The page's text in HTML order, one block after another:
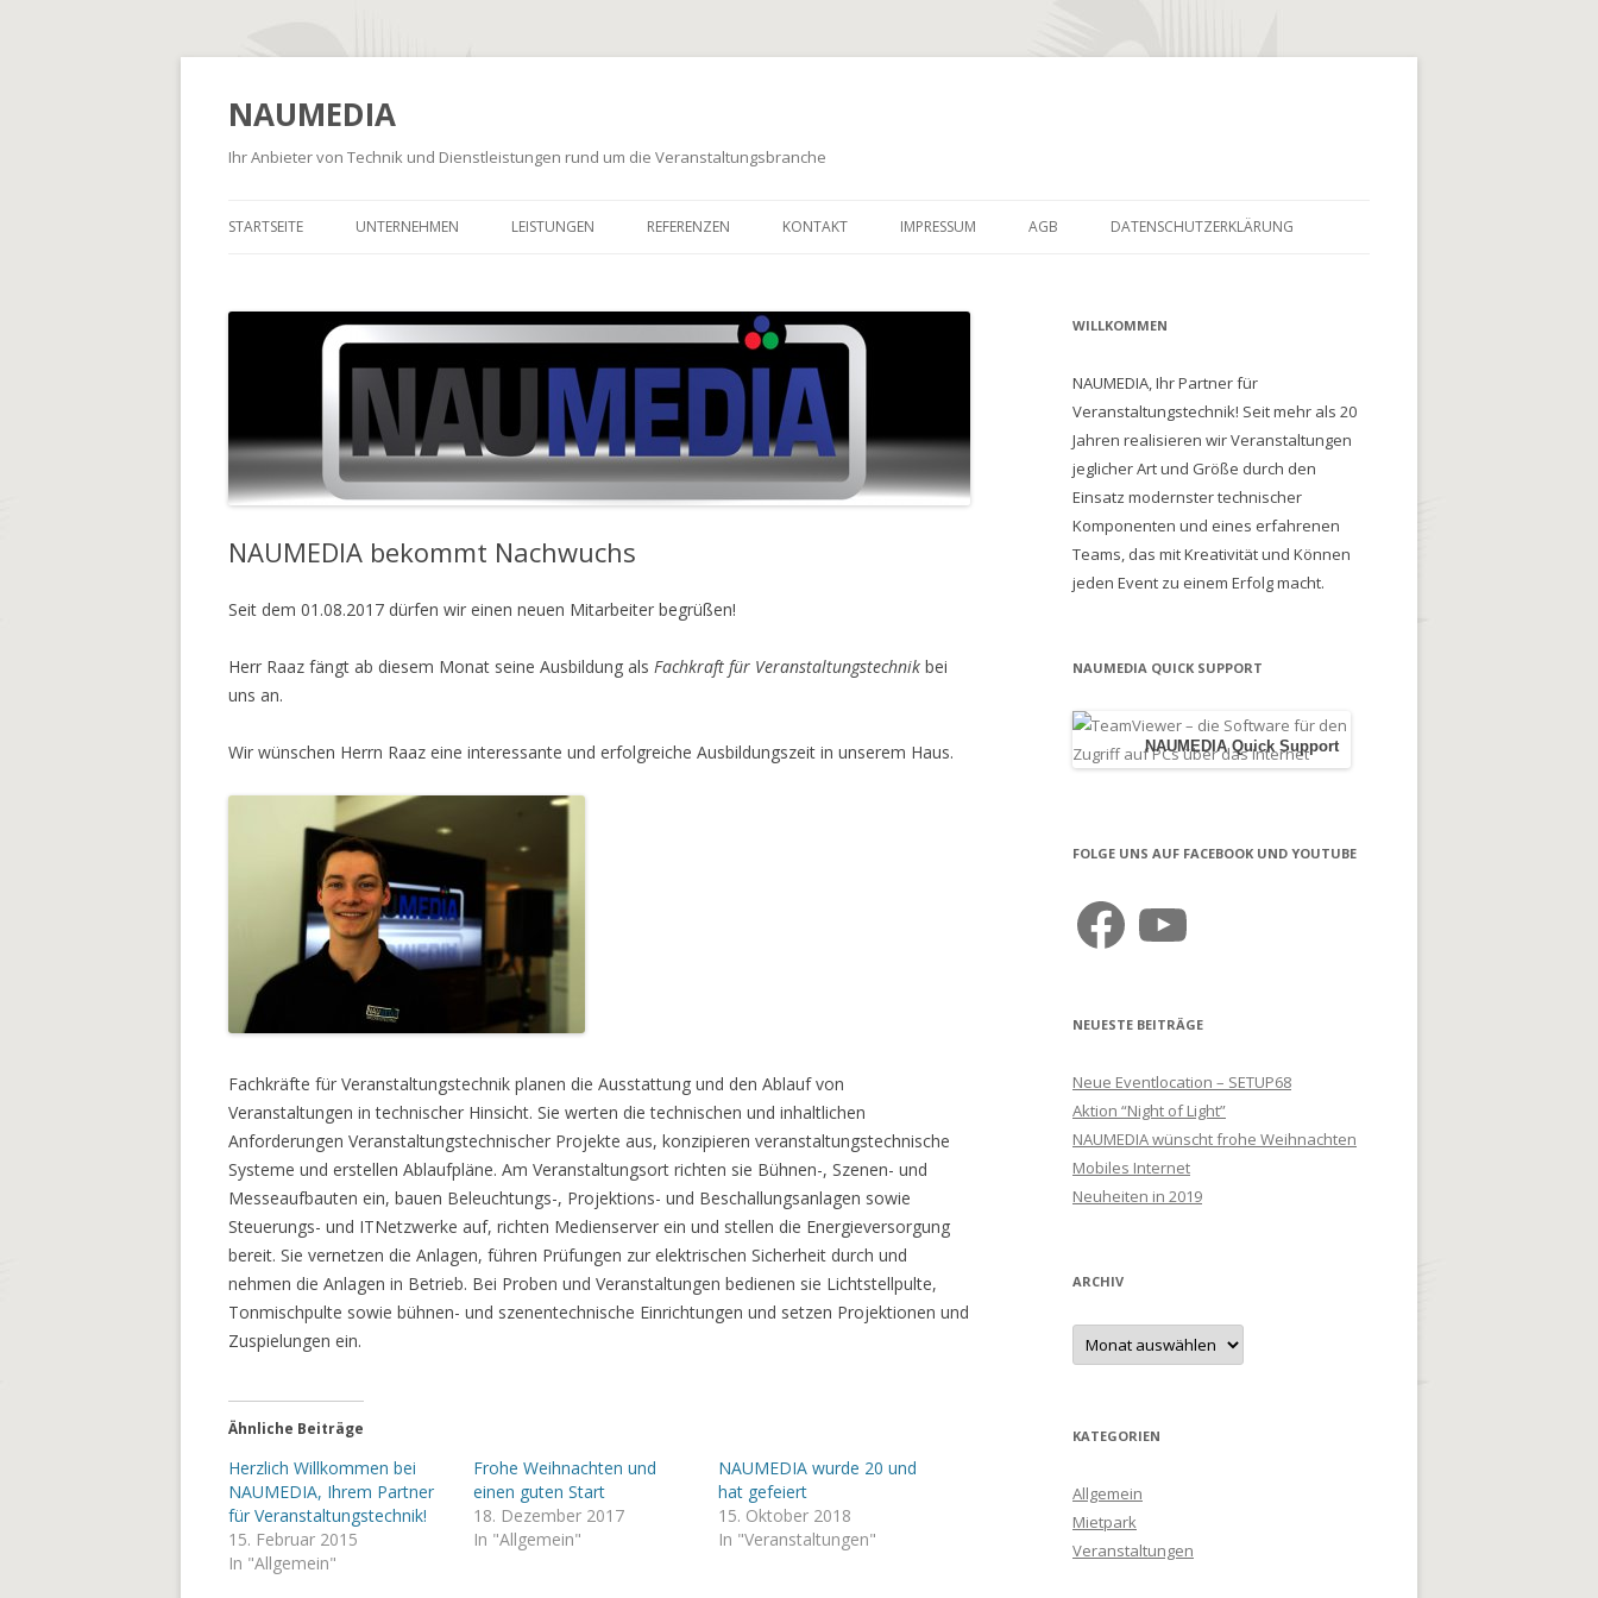
NAUMEDIA
Ihr Anbieter von Technik und Dienstleistungen rund um die Veranstaltungsbranche
Inhalt
STARTSEITE UNTERNEHMEN LEISTUNGEN REFERENZEN KONTAKT IMPRESSUM AGB DATENSCHUTZERKLÄRUNG
NAUMEDIA bekommt Nachwuchs
Seit dem 01.08.2017 dürfen wir einen neuen Mitarbeiter begrüßen!
Herr Raaz fängt ab diesem Monat seine Ausbildung als Fachkraft für Veranstaltungstechnik bei
uns an.
Wir wünschen Herrn Raaz eine interessante und erfolgreiche Ausbildungszeit in unserem Haus.
Fachkräfte für Veranstaltungstechnik planen die Ausstattung und den Ablauf von
Veranstaltungen in technischer Hinsicht. Sie werten die technischen und inhaltlichen
Anforderungen Veranstaltungstechnischer Projekte aus, konzipieren veranstaltungstechnische
Systeme und erstellen Ablaufpläne. Am Veranstaltungsort richten sie Bühnen-, Szenen- und
Messeaufbauten ein, bauen Beleuchtungs-, Projektions- und Beschallungsanlagen sowie
Steuerungs- und ITNetzwerke auf, richten Medienserver ein und stellen die Energieversorgung
bereit. Sie vernetzen die Anlagen, führen Prüfungen zur elektrischen Sicherheit durch und
nehmen die Anlagen in Betrieb. Bei Proben und Veranstaltungen bedienen sie Lichtstellpulte,
Tonmischpulte sowie bühnen- und szenentechnische Einrichtungen und setzen Projektionen und
Zuspielungen ein.
Ähnliche Beiträge
Herzlich Willkommen bei
NAUMEDIA, Ihrem Partner
für Veranstaltungstechnik!
15. Februar 2015
In "Allgemein"
Frohe Weihnachten und
einen guten Start
18. Dezember 2017
In "Allgemein"
NAUMEDIA wurde 20 und
hat gefeiert
15. Oktober 2018
In "Veranstaltungen"
WILLKOMMEN
NAUMEDIA, Ihr Partner für
Veranstaltungstechnik! Seit mehr als 20
Jahren realisieren wir Veranstaltungen
jeglicher Art und Größe durch den
Einsatz modernster technischer
Komponenten und eines erfahrenen
Teams, das mit Kreativität und Können
jeden Event zu einem Erfolg macht.
NAUMEDIA QUICK SUPPORT
NAUMEDIA Quick Support
FOLGE UNS AUF FACEBOOK UND YOUTUBE
FacebookYouTube
NEUESTE BEITRÄGE
Neue Eventlocation – SETUP68
Aktion “Night of Light”
NAUMEDIA wünscht frohe Weihnachten
Mobiles Internet
Neuheiten in 2019
ARCHIV
Archiv
KATEGORIEN
Allgemein
Mietpark
Veranstaltungen